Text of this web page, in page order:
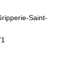
Saint-